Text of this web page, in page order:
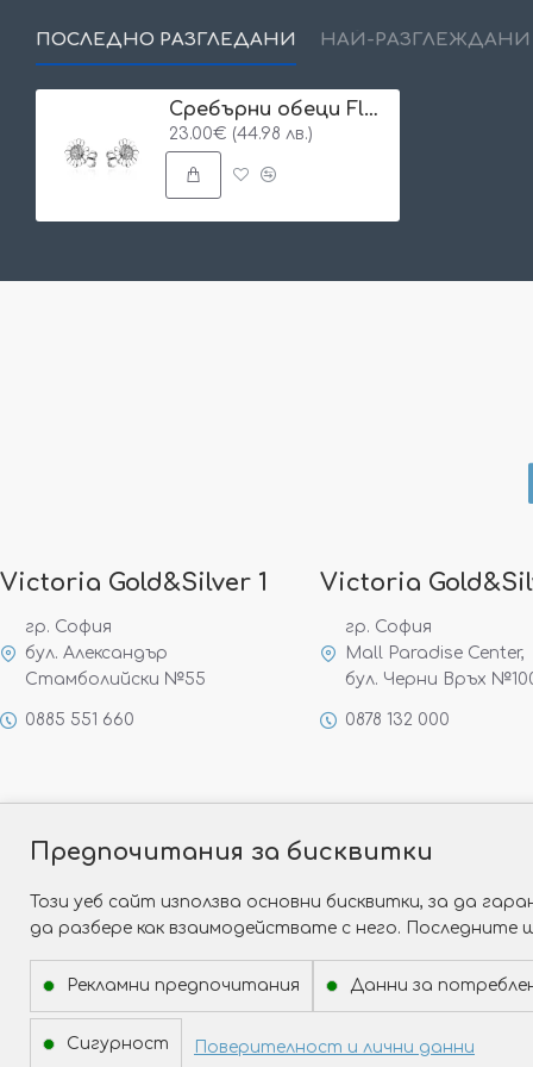
ПОСЛЕДНО РАЗГЛЕДАНИ НАЙ-РАЗГЛЕЖДАНИ
Сребърни обеци Flower
23.00€ (44.98 лв.)
Victoria Gold&Silver 1
гр. София
бул. Александър
Стамболийски №55
0885 551 660
Victoria
гр. София
Mall Paradise Center,
бул. Черни Връх
0878 132 000
Предпочитания за бисквитки
Този уеб сайт използва основни бисквитки, за да
да разбере как взаимодействате с него. Последните
Рекламни предпочитания Данни за
Сигурност Поверителност и лични данни